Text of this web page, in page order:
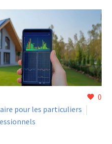
0
pour les particuliers